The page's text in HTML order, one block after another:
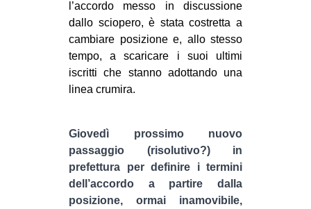
MONDO
EVENTI
Fb
bsky
l’accordo messo in discussione
dallo sciopero, è stata costretta a
cambiare posizione e, allo stesso
tempo, a scaricare i suoi ultimi
iscritti che stanno adottando una
linea crumira.
Giovedì prossimo nuovo
passaggio (risolutivo?) in
prefettura per definire i termini
dell’accordo a partire dalla
posizione, ormai inamovibile,